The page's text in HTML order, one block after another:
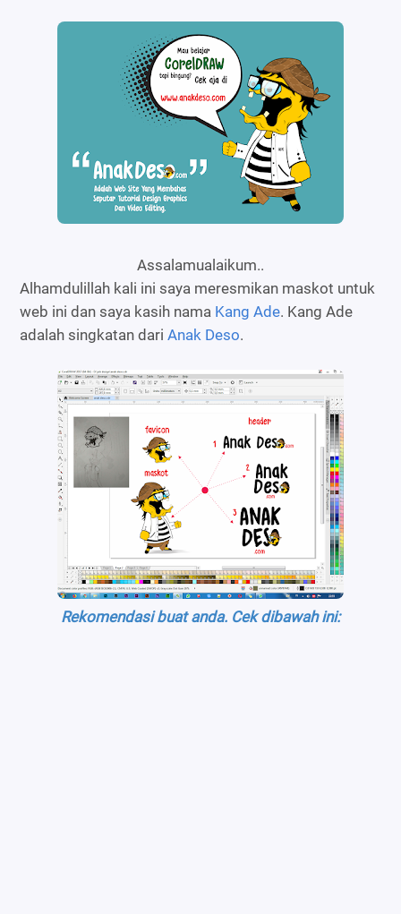
Assalamualaikum..
Alhamdulillah kali ini saya meresmikan maskot untuk
web ini dan saya kasih nama Kang Ade. Kang Ade
adalah singkatan dariAnak Deso.
Rekomendasi buat anda. Cek dibawah ini: